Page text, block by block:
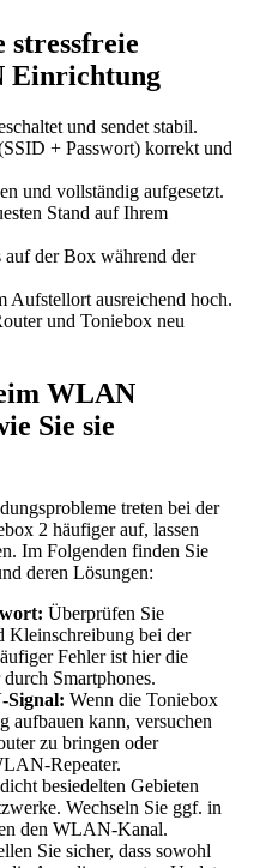
stressfreie
Einrichtung
und sendet stabil.
+ Passwort) korrekt und
und vollständig aufgesetzt.
Stand auf Ihrem
auf der Box während der
Aufstellort ausreichend hoch.
und Toniebox neu
WLAN
Sie sie
treten bei der
2 häufiger auf, lassen
Im Folgenden finden Sie
deren Lösungen:
Überprüfen Sie
Kleinschreibung bei der
Fehler ist hier die
Smartphones.
Signal: Wenn die Toniebox
aufbauen kann, versuchen
zu bringen oder
Repeater.
besiedelten Gebieten
Wechseln Sie ggf. in
den WLAN-Kanal.
Sie sicher, dass sowohl